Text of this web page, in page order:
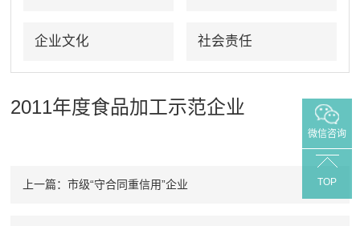
企业文化 社会责任
2011年度食品加工示范企业
上一篇：市级“守合同重信用”企业
微信咨询
TOP